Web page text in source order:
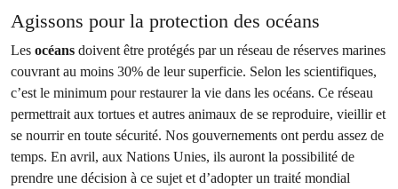
Agissons pour la protection des océans
Les océans doivent être protégés par un réseau de réserves marines
couvrant au moins 30% de leur superficie. Selon les scientifiques,
c’est le minimum pour restaurer la vie dans les océans. Ce réseau
permettrait aux tortues et autres animaux de se reproduire, vieillir et
se nourrir en toute sécurité. Nos gouvernements ont perdu assez de
temps. En avril, aux Nations Unies, ils auront la possibilité de
prendre une décision à ce sujet et d’adopter un traité mondial